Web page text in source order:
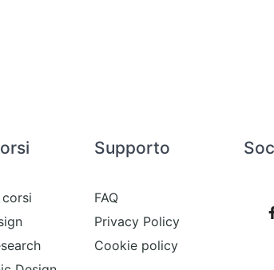
Supporto
FAQ
Privacy Policy
Cookie policy